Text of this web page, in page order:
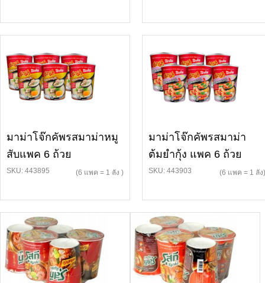
มาม่าโจ๊กคัพรสมาม่าหมู
สับแพค 6 ถ้วย
SKU: 443895 (6 แพค = 1 ลัง )
มาม่าโจ๊กคัพรสมาม่า
ต้มยำกุ้ง แพค 6 ถ้วย
SKU: 443903 (6 แพค = 1 ลัง)